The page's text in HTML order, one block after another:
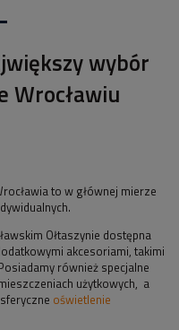
wybór
Wrocławiu
to w głównej mierze
Ołtaszynie dostępna
akcesoriami, takimi
również specjalne
użytkowych, a
oświetlenie